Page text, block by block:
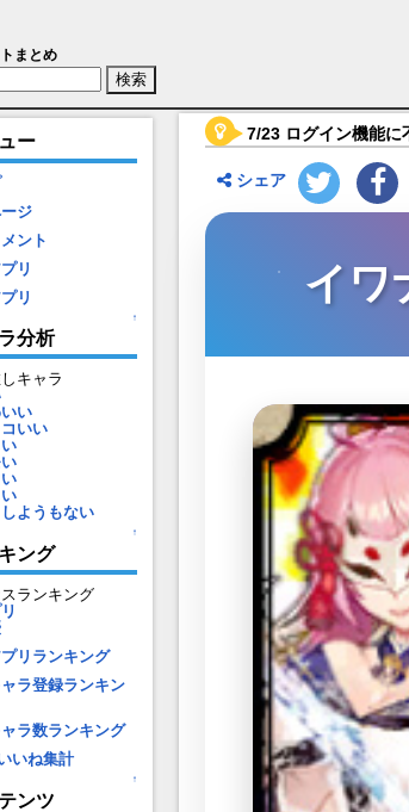
優：井澤詩織)【一血卍傑-ONLINE-】キ
まとめ
ー
ジ
ント
リ
リ
↑
分析
キャラ
い
いい
ようもない
↑
ング
ランキング
リランキング
ラ登録ランキン
ラ数ランキング
いね集計
↑
ンツ
7/23 ログイン機能に
シェア
イワ